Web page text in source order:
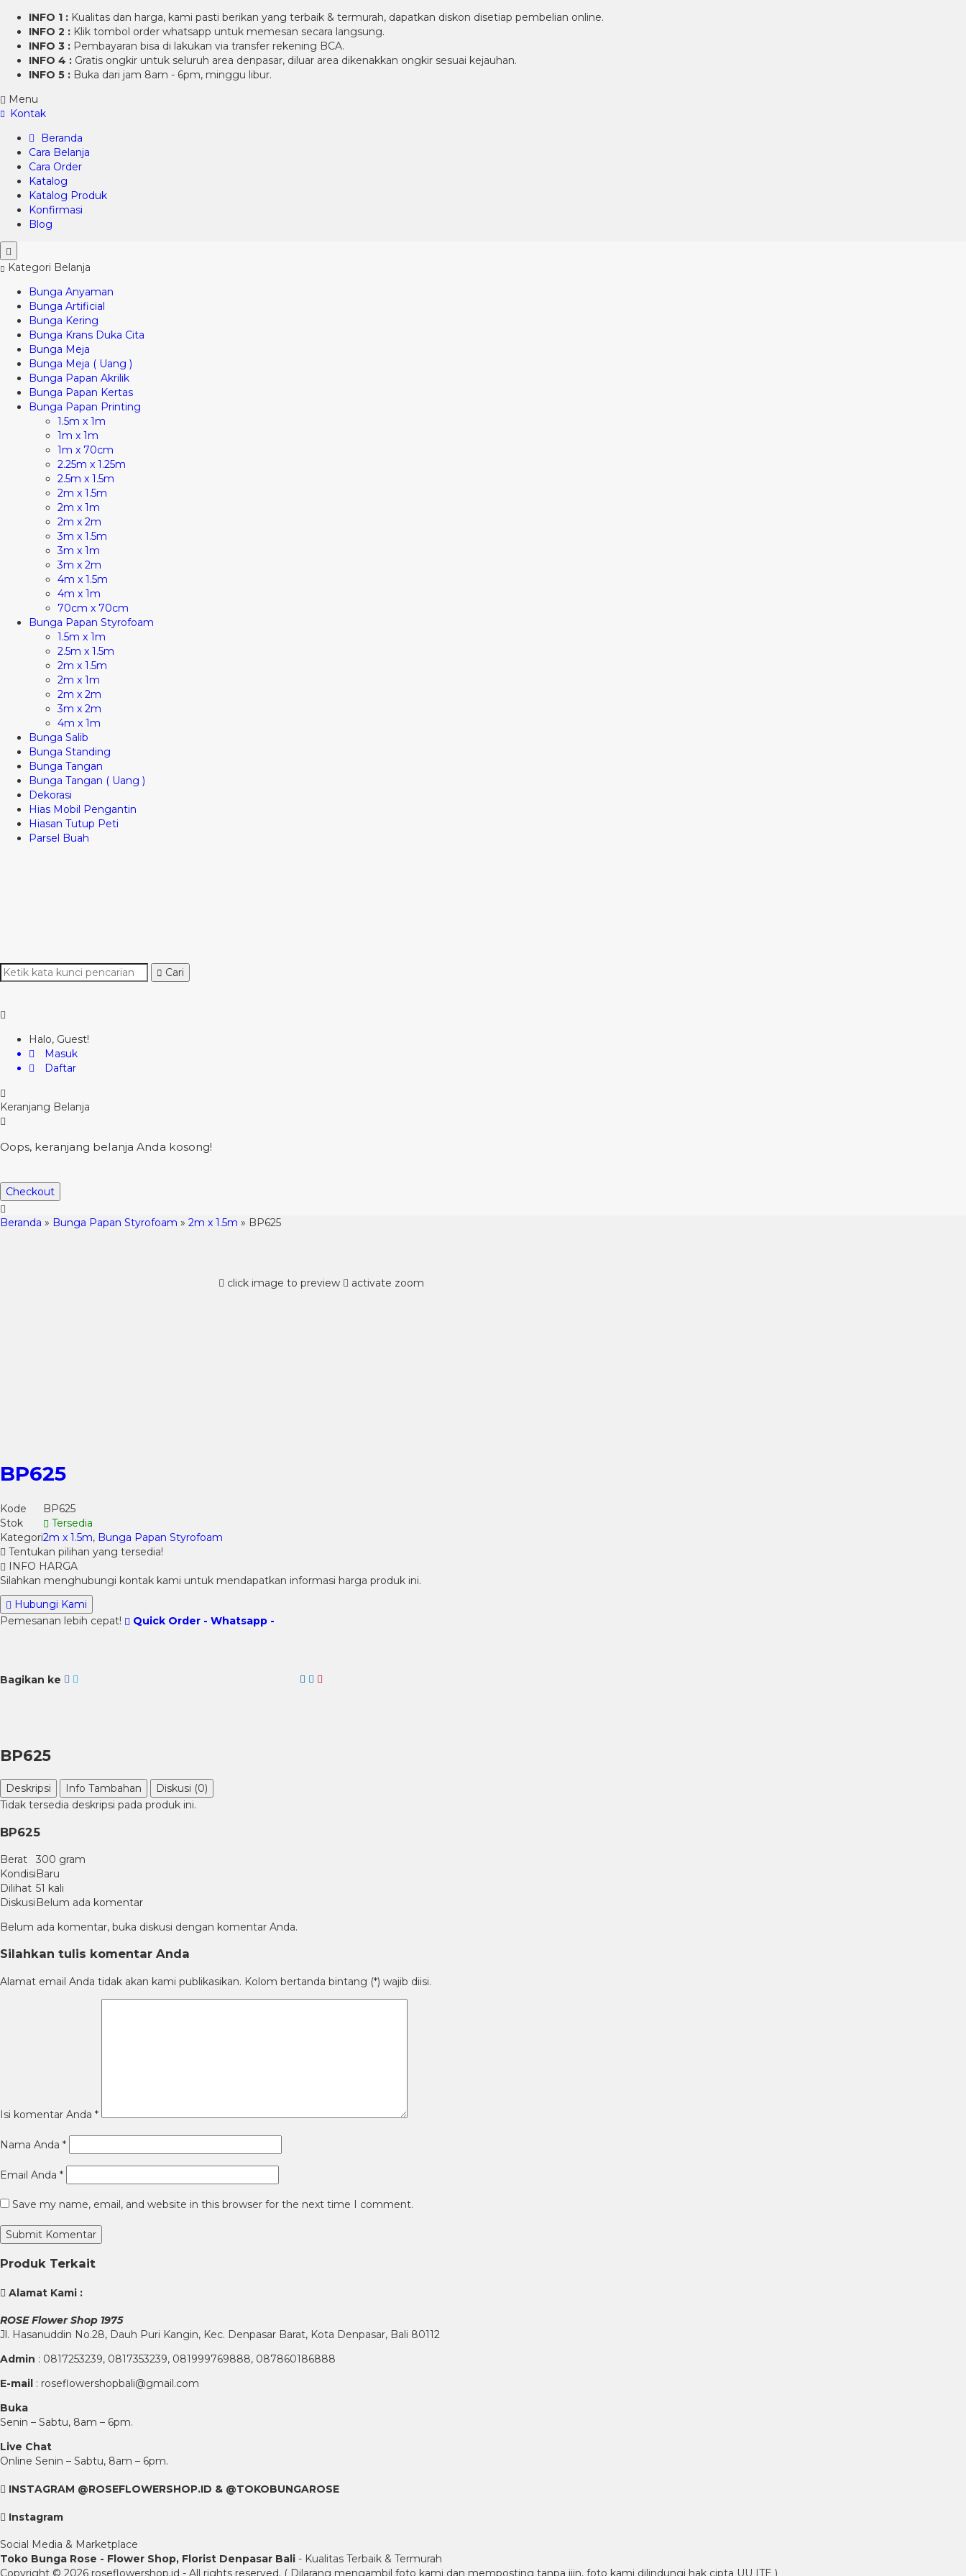
INFO 1 : Kualitas dan harga, kami pasti berikan yang terbaik & termurah, dapatkan diskon disetiap pembelian online.
INFO 2 : Klik tombol order whatsapp untuk memesan secara langsung.
INFO 3 : Pembayaran bisa di lakukan via transfer rekening BCA.
INFO 4 : Gratis ongkir untuk seluruh area denpasar, diluar area dikenakkan ongkir sesuai kejauhan.
INFO 5 : Buka dari jam 8am - 6pm, minggu libur.
Menu
Kontak
Beranda
Cara Belanja
Cara Order
Katalog
Katalog Produk
Konfirmasi
Blog
Kategori Belanja
Bunga Anyaman
Bunga Artificial
Bunga Kering
Bunga Krans Duka Cita
Bunga Meja
Bunga Meja ( Uang )
Bunga Papan Akrilik
Bunga Papan Kertas
Bunga Papan Printing
1.5m x 1m
1m x 1m
1m x 70cm
2.25m x 1.25m
2.5m x 1.5m
2m x 1.5m
2m x 1m
2m x 2m
3m x 1.5m
3m x 1m
3m x 2m
4m x 1.5m
4m x 1m
70cm x 70cm
Bunga Papan Styrofoam
1.5m x 1m
2.5m x 1.5m
2m x 1.5m
2m x 1m
2m x 2m
3m x 2m
4m x 1m
Bunga Salib
Bunga Standing
Bunga Tangan
Bunga Tangan ( Uang )
Dekorasi
Hias Mobil Pengantin
Hiasan Tutup Peti
Parsel Buah
Cari
Halo, Guest!
Masuk
Daftar
Keranjang Belanja
Oops, keranjang belanja Anda kosong!
Checkout
Beranda » Bunga Papan Styrofoam » 2m x 1.5m » BP625
click image to preview activate zoom
BP625
Kode
BP625
Stok
Tersedia
Kategori2m x 1.5m, Bunga Papan Styrofoam
Tentukan pilihan yang tersedia!
INFO HARGA
Silahkan menghubungi kontak kami untuk mendapatkan informasi harga produk ini.
Hubungi Kami
Pemesanan lebih cepat!
Quick Order - Whatsapp -
Bagikan ke
BP625
Deskripsi Info Tambahan
Diskusi (0)
Tidak tersedia deskripsi pada produk ini.
BP625
Berat
300 gram
KondisiBaru
Dilihat 51 kali
Diskusi Belum ada komentar
Belum ada komentar, buka diskusi dengan komentar Anda.
Silahkan tulis komentar Anda
Alamat email Anda tidak akan kami publikasikan. Kolom bertanda bintang (*) wajib diisi.
Isi komentar Anda *
Nama Anda *
Email Anda *
Save my name, email, and website in this browser for the next time I comment.
Produk Terkait
Alamat Kami :
ROSE Flower Shop 1975
Jl. Hasanuddin No.28, Dauh Puri Kangin, Kec. Denpasar Barat, Kota Denpasar, Bali 80112
Admin : 0817253239, 0817353239, 081999769888, 087860186888
E-mail : roseflowershopbali@gmail.com
Buka
Senin – Sabtu, 8am – 6pm.
Live Chat
Online Senin – Sabtu, 8am – 6pm.
INSTAGRAM @ROSEFLOWERSHOP.ID & @TOKOBUNGAROSE
Instagram
Social Media & Marketplace
Toko Bunga Rose - Flower Shop, Florist Denpasar Bali - Kualitas Terbaik & Termurah
Copyright © 2026 roseflowershop.id - All rights reserved. ( Dilarang mengambil foto kami dan memposting tanpa ijin, foto kami dilindungi hak cipta UU ITE )